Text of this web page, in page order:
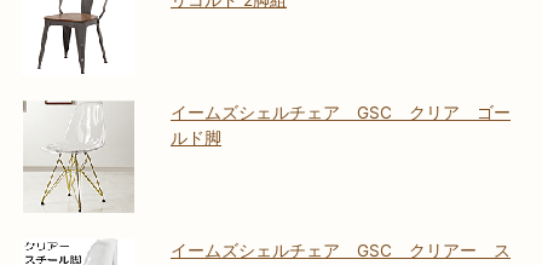
イームズシェルチェア GSC クリア ゴー
ルド脚
イームズシェルチェア GSC クリアー ス